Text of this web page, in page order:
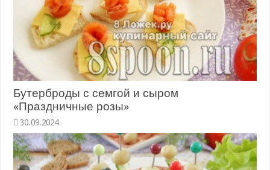
Бутерброды с семгой и сыром
«Праздничные розы»